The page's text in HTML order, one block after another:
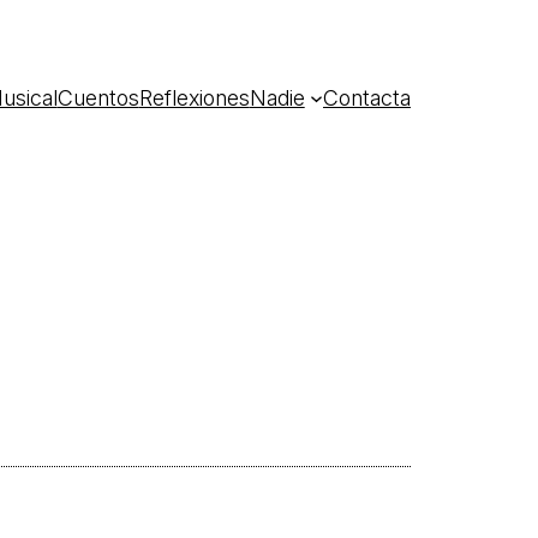
CuentosReflexionesNadie Contacta